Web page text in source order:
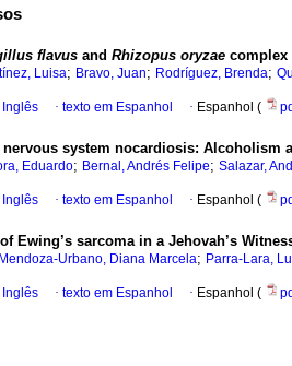
flavus and Rhizopus oryzae complex
Luisa; Bravo, Juan; Rodríguez, Brenda;
Inglês · texto em Espanhol · Espanhol (
nervous system nocardiosis: Alcoholism
Eduardo; Bernal, Andrés Felipe; Salazar,
Inglês · texto em Espanhol · Espanhol (
Ewing’s sarcoma in a Jehovah’s
Mendoza-Urbano, Diana Marcela; Parra-Lara,
Inglês · texto em Espanhol · Espanhol (